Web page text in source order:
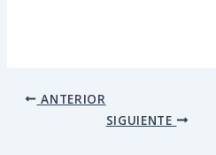
ANTERIOR
SIGUIENTE